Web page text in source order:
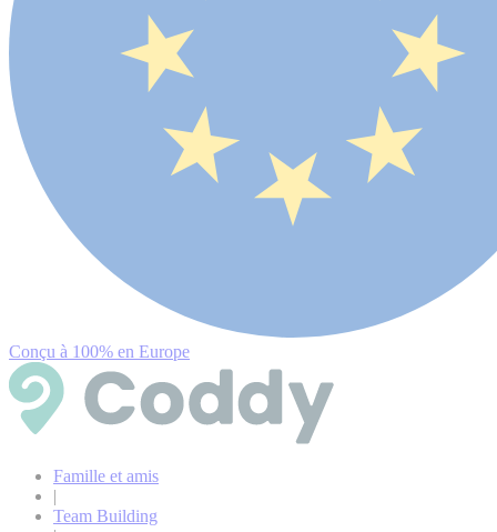
Conçu à 100% en Europe
Famille et amis
|
Team Building